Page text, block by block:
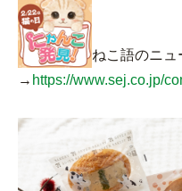
セブンプレミアム
食の安全・安心への取組み
プリペイドカード・金券
マルチコピー機でできること
マルチコピー機でできるこ
プリント
便利なサービス
切手・はがき・印紙
セブンチケット
セブン‐イレブンでお受取り
ニュースリリース
ごあいさつ
会社概要
サステナビリティ
サステナビリティトップ
サステナビリティ活動基本方
加盟店オーナー募集
アルバイト情報
ねこ語のニュ
→ https://www.sej.co.jp/